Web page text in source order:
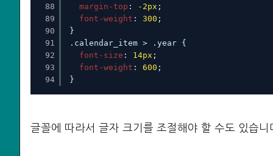
88
89
90
91
92
93
94
margin-top : -2px ;
font-weight : 300 ;
}
.calendar_item > .year {
font-size : 14px ;
font-weight : 600 ;
}
글꼴에 따라서 글자 크기를 조절해야 할 수도 있습니